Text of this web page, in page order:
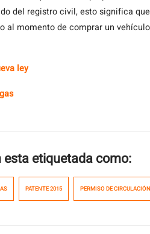
del registro civil, esto significa
al momento de comprar un
ley
etiquetada como:
PATENTE 2015 PERMISO DE